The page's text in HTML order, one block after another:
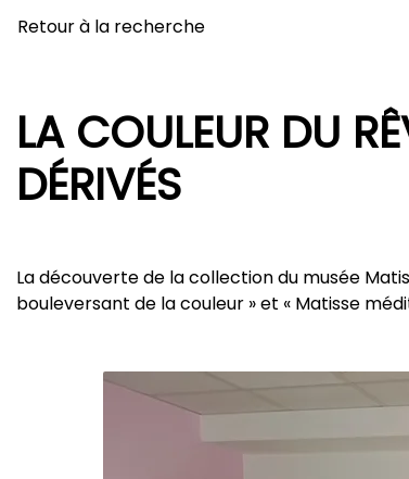
Retour à la recherche
LA COULEUR DU
DÉRIVÉS
La découverte de la collection du musée
bouleversant de la couleur » et « Matisse